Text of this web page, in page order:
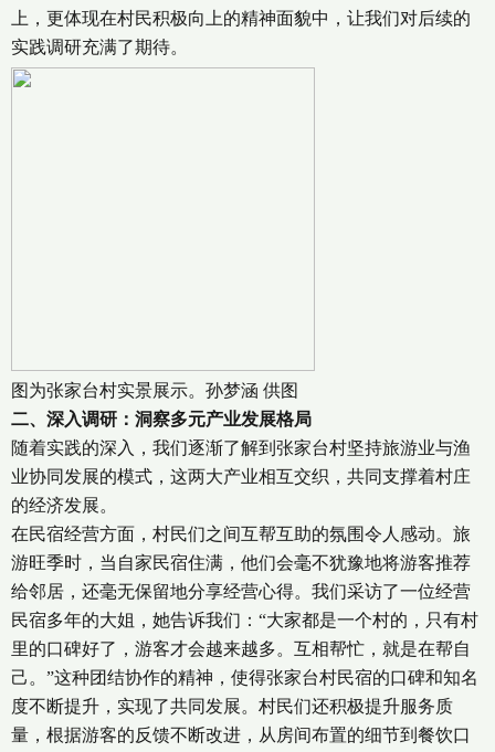
上，更体现在村民积极向上的精神面貌中，让我们对后续的
实践调研充满了期待。
图为张家台村实景展示。孙梦涵 供图
二、深入调研：洞察多元产业发展格局
随着实践的深入，我们逐渐了解到张家台村坚持旅游业与渔
业协同发展的模式，这两大产业相互交织，共同支撑着村庄
的经济发展。
在民宿经营方面，村民们之间互帮互助的氛围令人感动。旅
游旺季时，当自家民宿住满，他们会毫不犹豫地将游客推荐
给邻居，还毫无保留地分享经营心得。我们采访了一位经营
民宿多年的大姐，她告诉我们：“大家都是一个村的，只有村
里的口碑好了，游客才会越来越多。互相帮忙，就是在帮自
己。”这种团结协作的精神，使得张家台村民宿的口碑和知名
度不断提升，实现了共同发展。村民们还积极提升服务质
量，根据游客的反馈不断改进，从房间布置的细节到餐饮口